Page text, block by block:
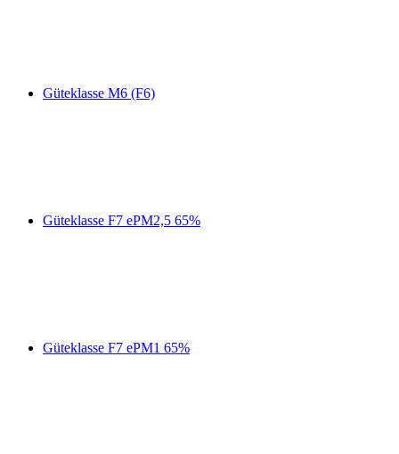
Güteklasse M6 (F6)
Güteklasse F7 ePM2,5 65%
Güteklasse F7 ePM1 65%